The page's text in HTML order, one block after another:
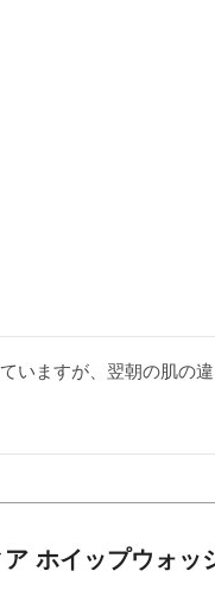
いますが、翌朝の肌の
ホイップウォッ